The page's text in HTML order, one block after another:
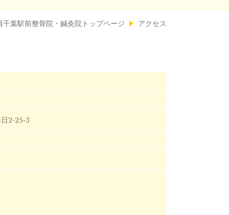
千葉駅前整骨院・鍼灸院トップページ アクセス
2-25-3